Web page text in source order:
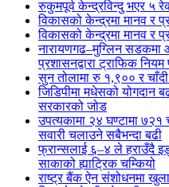
रुकुमपूर्व केन्द्रविन्दु भएर ५
विकासको केन्द्रमा मानव र
विकासको केन्द्रमा मानव र
नारायणगढ–मुग्लिन सडकमा
प्रशासनद्वारा ट्राफिक
सुन तोलामा रु १,९०० र
जिडिपीमा मधेसको योगदान
सरकारको जोड
उपत्यकामा २४ घण्टामा ७२१
सवारी चलाउने सबैभन्दा बढी
फ्रान्सलाई ६–४ ले हराउँदै
साकाको ह्याट्रिक चम्कियो
राष्ट्र बैंक ऐन संशोधनमा